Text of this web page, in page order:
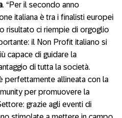
. “Per il secondo anno
italiana è tra i finalisti europei
risultato ci riempie di orgoglio
il Non Profit italiano si
capace di guidare la
di tutta la società.
perfettamente allineata con la
per promuovere la
grazie agli eventi di